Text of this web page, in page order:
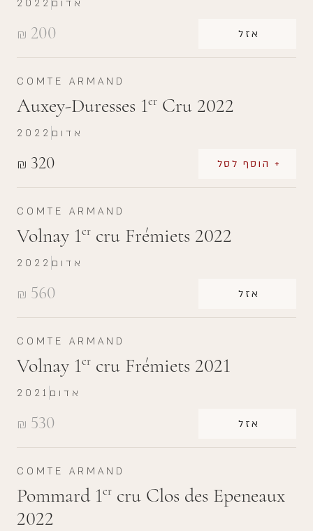
₪ 200 אזל
2022 אדום
COMTE ARMAND
Auxey-Duresses 1er Cru 2022
₪ 320 + הוסף לסל
2022 אדום
COMTE ARMAND
Volnay 1er cru Frémiets 2022
₪ 560 אזל
2022 אדום
COMTE ARMAND
Volnay 1er cru Frémiets 2021
₪ 530 אזל
2021 אדום
COMTE ARMAND
Pommard 1er cru Clos des Epeneaux
2022